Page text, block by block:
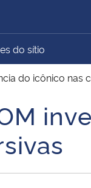
Geral da
do Brasil
do sítio
do icônico nas